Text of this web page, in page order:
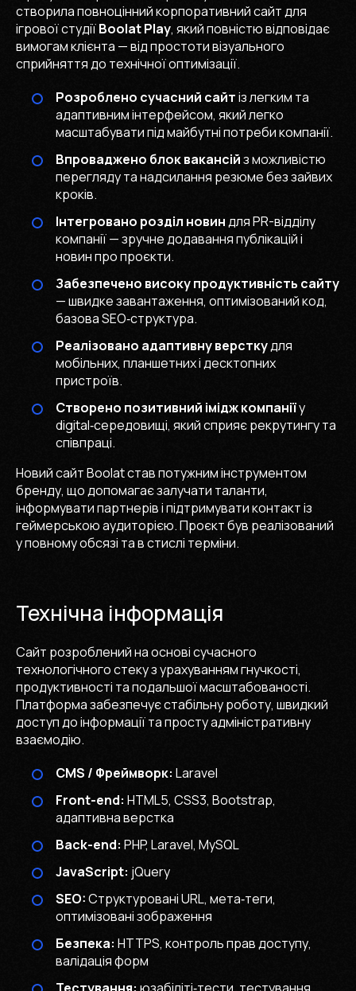
створила повноцінний корпоративний сайт для
ігрової студіїBoolat Play, який повністю відповідає
вимогам клієнта — від простоти візуального
сприйняття до технічної оптимізації.
Розроблено сучасний сайтіз легким та
адаптивним інтерфейсом, який легко
масштабувати під майбутні потреби компанії.
Впроваджено блок вакансійз можливістю
перегляду та надсилання резюме без зайвих
кроків.
Інтегровано розділ новиндля PR-відділу
компанії — зручне додавання публікацій і
новин про проєкти.
Забезпечено високу продуктивність сайту
— швидке завантаження, оптимізований код,
базова SEO‑структура.
Реалізовано адаптивну версткудля
мобільних, планшетних і десктопних
пристроїв.
Створено позитивний імідж компаніїу
digital‑середовищі, який сприяє рекрутингу та
співпраці.
Новий сайт Boolat став потужним інструментом
бренду, що допомагає залучати таланти,
інформувати партнерів і підтримувати контакт із
геймерською аудиторією. Проєкт був реалізований
у повному обсязі та в стислі терміни.
Технічна інформація
Сайт розроблений на основі сучасного
технологічного стеку з урахуванням гнучкості,
продуктивності та подальшої масштабованості.
Платформа забезпечує стабільну роботу, швидкий
доступ до інформації та просту адміністративну
взаємодію.
CMS / Фреймворк: Laravel
Front-end: HTML5, CSS3, Bootstrap,
адаптивна верстка
Back-end: PHP, Laravel, MySQL
JavaScript: jQuery
SEO:Структуровані URL, мета‑теги,
оптимізовані зображення
Безпека: HTTPS, контроль прав доступу,
валідація форм